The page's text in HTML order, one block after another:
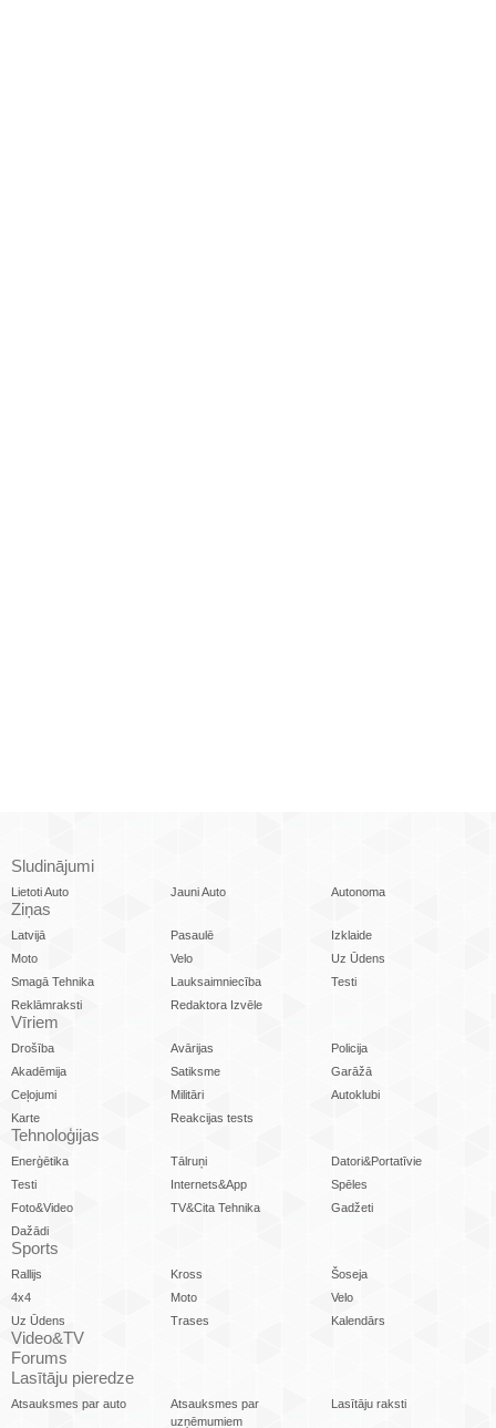
Sludinājumi
Lietoti Auto Jauni Auto Autonoma
Ziņas
Latvijā Pasaulē
Izklaide
Moto
Velo
Uz Ūdens
Smagā Tehnika
Lauksaimniecība
Testi
Reklāmraksti
Redaktora Izvēle
Vīriem
Drošība Avārijas
Policija
Akadēmija
Satiksme
Garāžā
Ceļojumi
Militāri
Autoklubi
Karte
Reakcijas tests
Tehnoloģijas
Enerģētika Tālruņi
Datori&Portatīvie
Testi
Internets&App
Spēles
Foto&Video
TV&Cita Tehnika
Gadžeti
Dažādi
Sports
Rallijs Kross
Šoseja
4x4
Moto
Velo
Uz Ūdens
Trases Kalendārs
Video&TV
Forums
Lasītāju pieredze
Atsauksmes par auto
Atsauksmes par
uzņēmumiem
Lasītāju raksti